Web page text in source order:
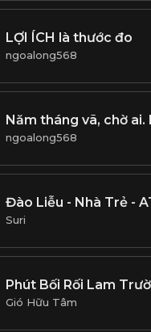
LỢI ÍCH là thước đo
ngoalong568
ngoalong568
Đào Liễu - Nhà Trẻ -
Suri
Gió Hữu Tâm